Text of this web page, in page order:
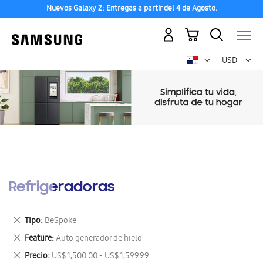
Nuevos Galaxy Z: Entregas a partir del 4 de Agosto.
USD -
dólar
Mi carrito
Refrigeradoras
Tipo BeSpoke
Eliminar
este
artículo
Feature Auto generador de hielo
Eliminar
este
Precio US$ 1,500.00 - US$ 1,599.99
Eliminar